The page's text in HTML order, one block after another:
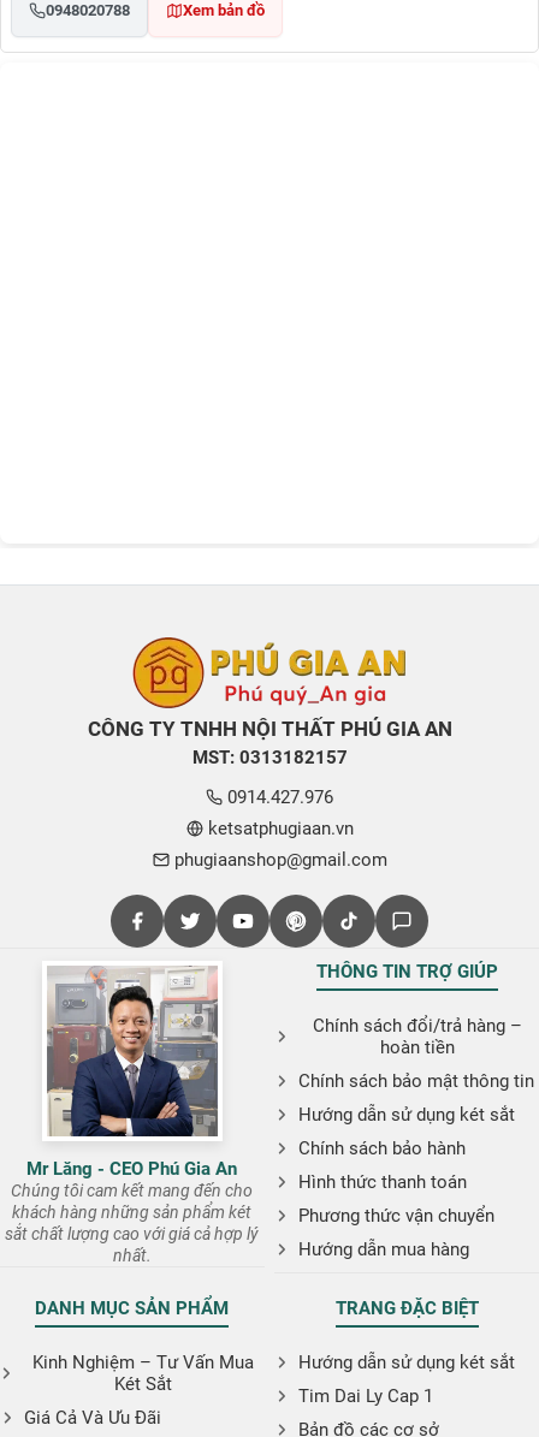
0948020788 Xem bản đồ
CÔNG TY TNHH NỘI THẤT PHÚ GIA AN
MST: 0313182157
0914.427.976
ketsatphugiaan.vn
phugiaanshop@gmail.com
Mr Lăng - CEO Phú Gia An
Chúng tôi cam kết mang đến cho
khách hàng những sản phẩm két
sắt chất lượng cao với giá cả hợp lý
nhất.
THÔNG TIN TRỢ GIÚP
Chính sách đổi/trả hàng –
hoàn tiền
Chính sách bảo mật thông tin
Hướng dẫn sử dụng két sắt
Chính sách bảo hành
Hình thức thanh toán
Phương thức vận chuyển
Hướng dẫn mua hàng
DANH MỤC SẢN PHẨM
Kinh Nghiệm – Tư Vấn Mua
Két Sắt
Giá Cả Và Ưu Đãi
TRANG ĐẶC BIỆT
Hướng dẫn sử dụng két sắt
Tim Dai Ly Cap 1
Bản đồ các cơ sở